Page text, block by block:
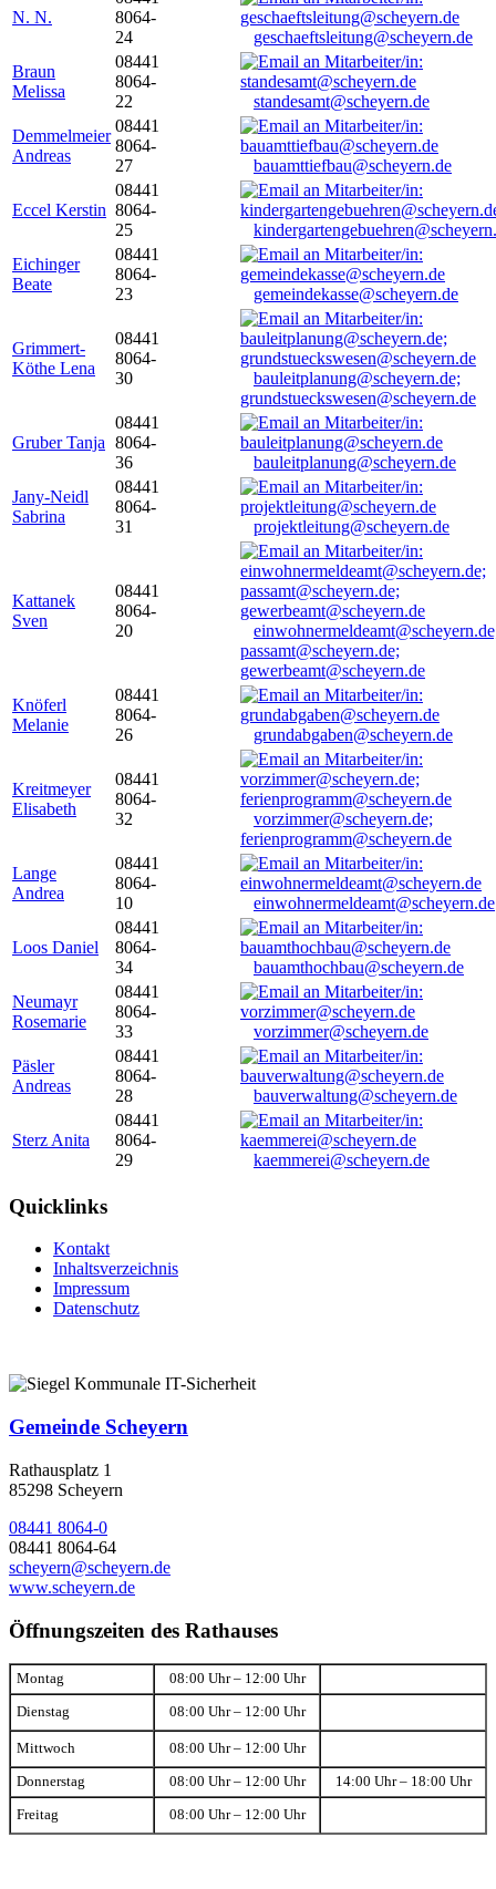
N. N.
8064-
24
geschaeftsleitung@scheyern.de
Braun
Melissa
08441
8064-
22
standesamt@scheyern.de
Demmelmeier
Andreas
08441
8064-
27
bauamttiefbau@scheyern.de
Eccel Kerstin
08441
8064-
25
Eichinger
Beate
08441
8064-
23
gemeindekasse@scheyern.de
Grimmert-
Köthe Lena
08441
8064-
30
bauleitplanung@scheyern.de;
grundstueckswesen@scheyern.de
Gruber Tanja
08441
8064-
36
bauleitplanung@scheyern.de
Jany-Neidl
Sabrina
08441
8064-
31
projektleitung@scheyern.de
Kattanek
Sven
08441
8064-
20
passamt@scheyern.de;
gewerbeamt@scheyern.de
Knöferl
Melanie
08441
8064-
26
grundabgaben@scheyern.de
Kreitmeyer
Elisabeth
08441
8064-
32
vorzimmer@scheyern.de;
ferienprogramm@scheyern.de
Lange
Andrea
08441
8064-
10
einwohnermeldeamt@scheyern.de
Loos Daniel
08441
8064-
34
bauamthochbau@scheyern.de
Neumayr
Rosemarie
08441
8064-
33
vorzimmer@scheyern.de
Päsler
Andreas
08441
8064-
28
bauverwaltung@scheyern.de
Sterz Anita
08441
8064-
29
kaemmerei@scheyern.de
Quicklinks
Kontakt
Inhaltsverzeichnis
Impressum
Datenschutz
Gemeinde Scheyern
Rathausplatz 1
85298 Scheyern
08441 8064-0
08441 8064-64
scheyern@scheyern.de
www.scheyern.de
Öffnungszeiten des Rathauses
Montag 08:00 Uhr – 12:00 Uhr
Dienstag 08:00 Uhr – 12:00 Uhr
Mittwoch 08:00 Uhr – 12:00 Uhr
Donnerstag 08:00 Uhr – 12:00 Uhr 14:00 Uhr – 18:00 Uhr
Freitag 08:00 Uhr – 12:00 Uhr